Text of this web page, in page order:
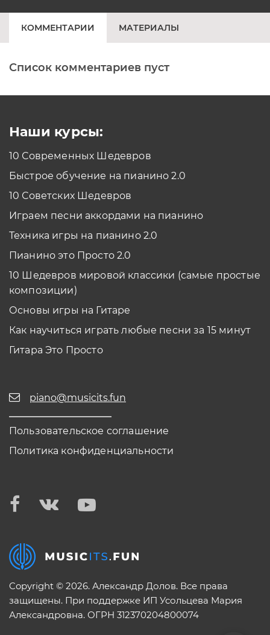
Печатная клавиатура
Как проходить задания в тренажерах с
помощью Планшета/телефона?
КОММЕНТАРИИ МАТЕРИАЛЫ
Список комментариев пуст
Наши курсы:
10 Современных Шедевров
Быстрое обучение на пианино 2.0
10 Советских Шедевров
Играем песни аккордами на пианино
Техника игры на пианино 2.0
Пианино это Просто 2.0
10 Шедевров мировой классики (самые простые
композиции)
Основы игры на Гитаре
Как научиться играть любые песни за 15 минут
Гитара Это Просто
piano@musicits.fun
Пользовательское соглашение
Политика конфиденциальности
Copyright © 2026. Александр Долов. Все права
защищены. При поддержке ИП Усольцева Мария
Александровна. ОГРН 312370204800074